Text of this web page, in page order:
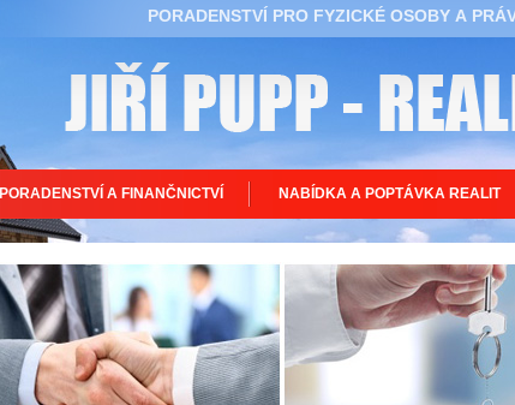
PORADENSTVÍ PRO FYZICKÉ OSOBY A
PORADENSTVÍ A FINANČNICTVÍ NABÍDKA A POPTÁVKA REALIT